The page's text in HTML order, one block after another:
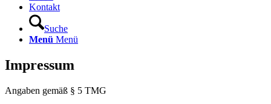
Kontakt
Suche
Menü Menü
Impressum
Angaben gemäß § 5 TMG